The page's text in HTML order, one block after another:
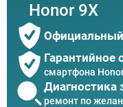
Honor 9X
Гарантийное
смартфона
Диагностика
ремонт по